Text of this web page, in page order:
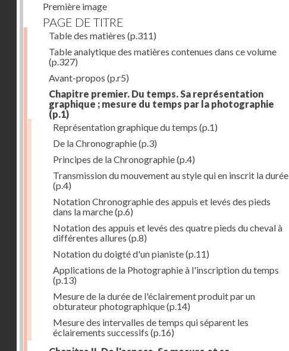
Première image
PAGE DE TITRE
Table des matières (p.311)
Table analytique des matières contenues dans ce volume
(p.327)
Avant-propos (p.r5)
Chapitre premier. Du temps. Sa représentation
graphique ; mesure du temps par la photographie
(p.1)
Représentation graphique du temps (p.1)
De la Chronographie(p.3)
Principes de la Chronographie(p.4)
Transmission du mouvement au style qui en inscrit la durée
(p.4)
Notation Chronographie des appuis et levés des pieds
dans la marche(p.6)
Notation des appuis et levés des quatre pieds du cheval à
différentes allures (p.8)
Notation du doigté d'un pianiste(p.11)
Applications de la Photographie à l'inscription du temps
(p.13)
Mesure de la durée de l'éclairement produit par un
obturateur photographique(p.14)
Mesure des intervalles de temps qui séparent les
éclairements successifs (p.16)